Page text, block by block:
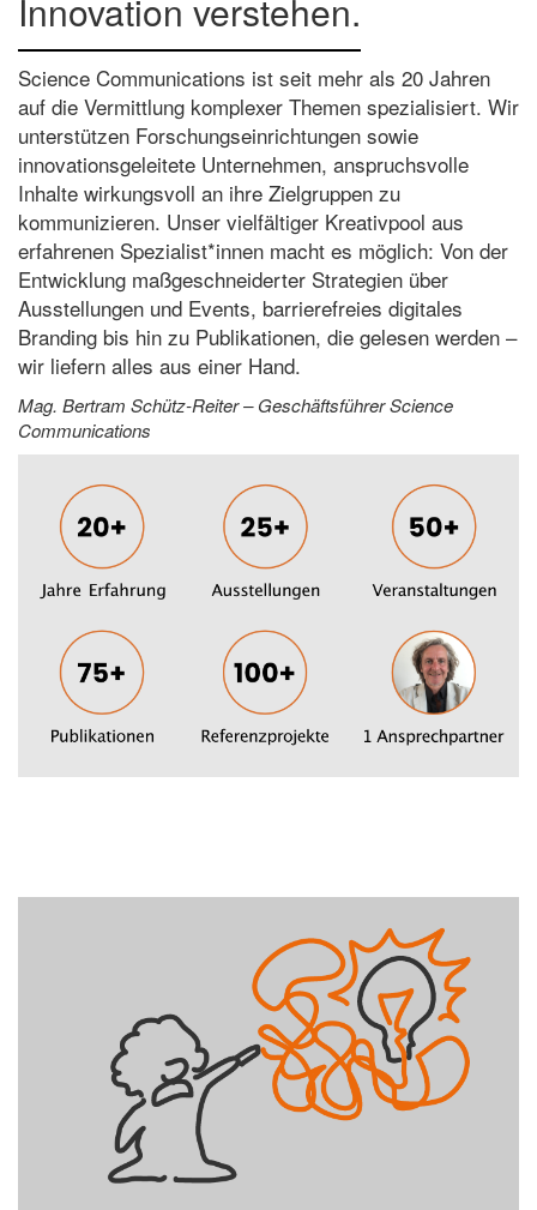
Innovation verstehen.
Science Communications ist seit mehr als 20 Jahren
auf die Vermittlung komplexer Themen spezialisiert. Wir
unterstützen Forschungseinrichtungen sowie
innovationsgeleitete Unternehmen, anspruchsvolle
Inhalte wirkungsvoll an ihre Zielgruppen zu
kommunizieren. Unser vielfältiger Kreativpool aus
erfahrenen Spezialist*innen macht es möglich: Von der
Entwicklung maßgeschneiderter Strategien über
Ausstellungen und Events, barrierefreies digitales
Branding bis hin zu Publikationen, die gelesen werden –
wir liefern alles aus einer Hand.
Mag. Bertram Schütz-Reiter – Geschäftsführer Science
Communications